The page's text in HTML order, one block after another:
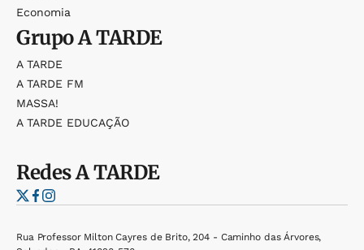
Economia
GrupoA TARDE
A TARDE
A TARDE FM
MASSA!
A TARDE EDUCAÇÃO
RedesA TARDE
Rua Professor Milton Cayres de Brito, 204 - Caminho das Árvores,